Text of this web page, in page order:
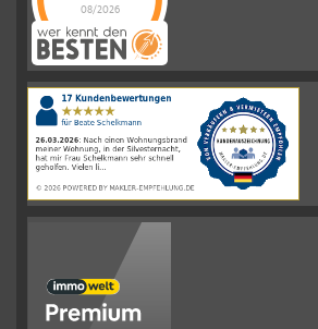
08/2026
Schelkmann
Immobilienhat
|110Schelkmann
ImmobilienBewertungen
auf
werkenntdenBESTEN.de